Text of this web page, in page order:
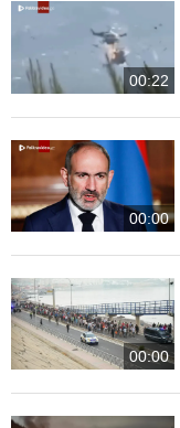
00:22
00:00
00:00